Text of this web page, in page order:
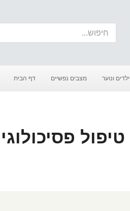
ילדים ונוער מצבים נפשיים דף הבית